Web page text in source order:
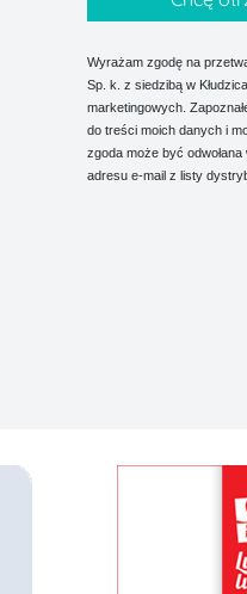
Wyrażam zgodę na
Sp. k. z siedzibą w
marketingowych.
do treści moich danych i
zgoda może być
adresu e-mail z listy